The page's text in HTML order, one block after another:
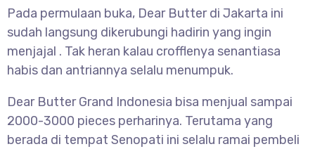
Pada permulaan buka, Dear Butter di Jakarta ini
sudah langsung dikerubungi hadirin yang ingin
menjajal . Tak heran kalau crofflenya senantiasa
habis dan antriannya selalu menumpuk.
Dear Butter Grand Indonesia bisa menjual sampai
2000-3000 pieces perharinya. Terutama yang
berada di tempat Senopati ini selalu ramai pembeli